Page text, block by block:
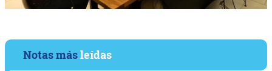
Notas másleídas